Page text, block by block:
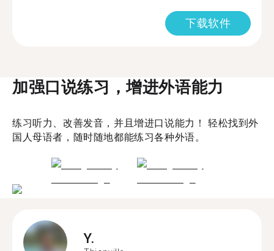
下载软件
加强口说练习，增进外语能力
练习听力、改善发音，并且增进口说能力！ 轻松找到外
国人母语者，随时随地都能练习各种外语。
Y.